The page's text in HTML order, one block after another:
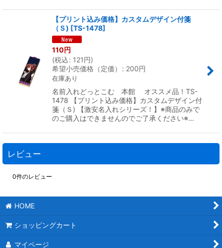
【プリント込み価格】カスタムデザイン付箋
（Ｓ) [TS-1478]
110円
(税込: 121円)
希望小売価格（定価）
: 200円
在庫あり
名前入れどっとこむ 本館 オススメ品！TS-
1478 【プリント込み価格】カスタムデザイン付
箋（Ｓ) 【激安名入れシリーズ！】※商品のみで
のご購入はできませんのでご了承ください※…
レビュー
0件のレビュー
HOME
ショッピングカート
マイページ